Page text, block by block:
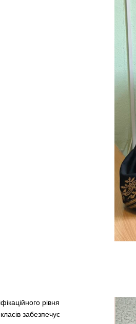
рівня
забезпечує